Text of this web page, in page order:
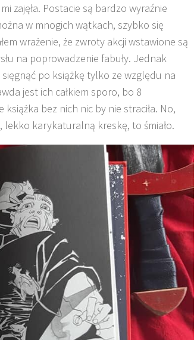
zajęła. Postacie są bardzo wyraźnie
w mnogich wątkach, szybko się
wrażenie, że zwroty akcji wstawione są
na poprowadzenie fabuły. Jednak
sięgnąć po książkę tylko ze względu na
jest ich całkiem sporo, bo 8
bez nich nic by nie straciła. No,
karykaturalną kreskę, to śmiało.